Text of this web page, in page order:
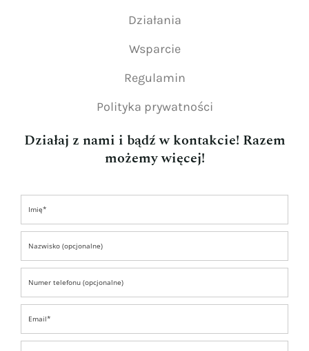
Działania
Wsparcie
Regulamin
Polityka prywatności
Działaj z nami i bądź w kontakcie! Razem
możemy więcej!